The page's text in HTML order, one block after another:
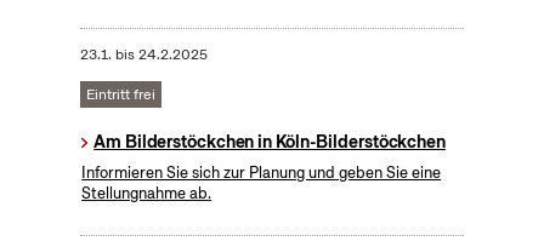
23.1. bis24.2.2025
Eintritt frei
Am Bilderstöckchen in Köln-Bilderstöckchen
Informieren Sie sich zur Planung und geben Sie eine
Stellungnahme ab.